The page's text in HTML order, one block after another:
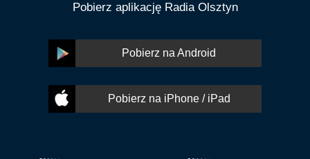
Pobierz aplikację Radia Olsztyn
Pobierz na Android
Pobierz na iPhone / iPad